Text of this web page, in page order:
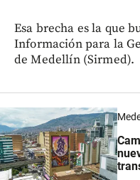
Esa brecha es la que
Información para la
de Medellín (Sirmed).